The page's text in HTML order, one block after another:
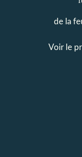
de la
Voir le